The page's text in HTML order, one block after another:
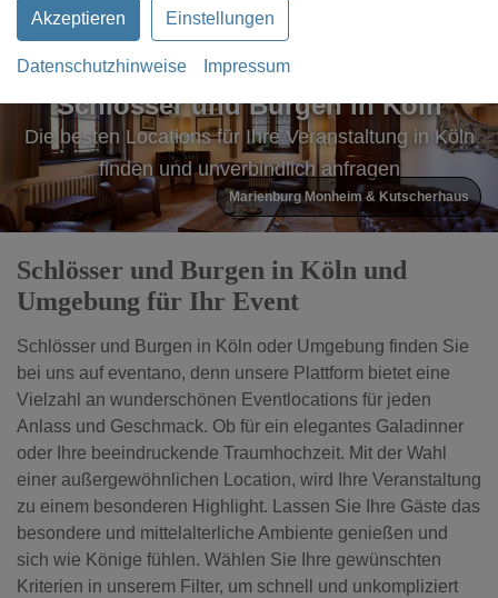
Akzeptieren Einstellungen
Datenschutzhinweise Impressum
Schlösser und Burgen in Köln
Die besten Locations für Ihre Veranstaltung in Köln
finden und unverbindlich anfragen
Marienburg Monheim & Kutscherhaus
Schlösser und Burgen in Köln und
Umgebung für Ihr Event
Schlösser und Burgen in Köln oder Umgebung finden Sie
bei uns auf eventano, denn unsere Plattform bietet eine
Vielzahl an wunderschönen Eventlocations für jeden
Anlass und Geschmack. Ob für ein elegantes Galadinner
oder Ihre beeindruckende Traumhochzeit. Mit der Wahl
einer außergewöhnlichen Location, wird Ihre Veranstaltung
zu einem besonderen Highlight. Lassen Sie Ihre Gäste das
besondere und mittelalterliche Ambiente genießen und
sich wie Könige fühlen. Wählen Sie Ihre gewünschten
Kriterien in unserem Filter, um schnell und unkompliziert